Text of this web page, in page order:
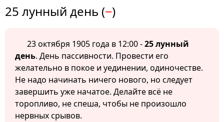
25 лунный день (−)
23 октября 1905 года в 12:00 -25 лунный
день. День пассивности. Провести его
желательно в покое и уединении, одиночестве.
Не надо начинать ничего нового, но следует
завершить уже начатое. Делайте всё не
торопливо, не спеша, чтобы не произошло
нервных срывов.